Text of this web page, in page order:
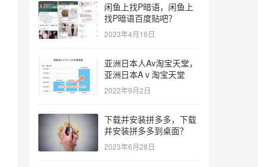
闲鱼上找P暗语，闲鱼上
找P暗语百度贴吧？
2023年4月16日
亚洲日本人Av淘宝天堂，
亚洲日本Aⅴ淘宝天堂
2022年9月2日
下载并安装拼多多，下载
并安装拼多多到桌面？
2023年6月28日